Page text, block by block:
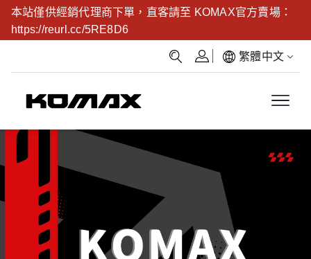
本站僅供經銷代理商下單，直客請至 KOMAX官方賣場：
https://reurl.cc/5RE8D6
繁體中文